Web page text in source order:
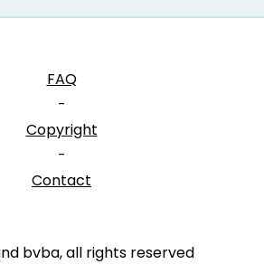
FAQ
-
Copyright
-
Contact
bvba, all rights reserved